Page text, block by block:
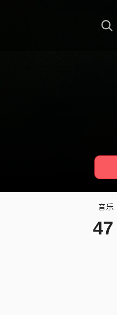
音乐
47